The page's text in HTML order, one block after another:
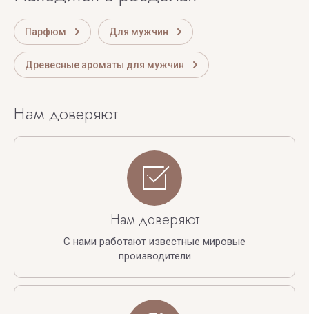
Парфюм Для мужчин
Древесные ароматы для мужчин
Нам доверяют
Нам доверяют
С нами работают известные мировые
производители